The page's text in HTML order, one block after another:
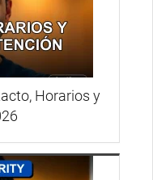
Horarios y